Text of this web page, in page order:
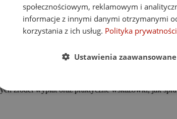
za wypadek
niemal niemożliwe staje się skuteczne
powinno znaleźć się w protokole, a także
źródeł wypłat oraz praktyczne wskazówki, jak
społecznościowym, reklamowym i
informacje z innymi danymi otrzymanymi
korzystania z ich usług. Polityka prywatności
Ustawienia zaawansowane